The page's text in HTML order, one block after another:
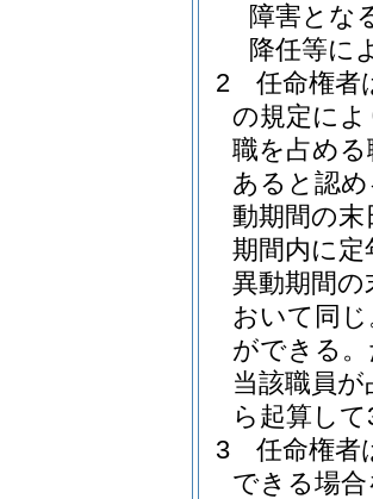
障害とな
降任等に
2
任命権者
の規定に
職を占め
あると認
動期間の
期間内に
異動期間
おいて同じ
ができる。
当該職員
ら起算し
3
任命権者
できる場